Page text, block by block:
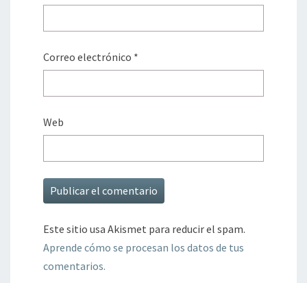
Correo electrónico *
Web
Este sitio usa Akismet para reducir el spam.
Aprende cómo se procesan los datos de tus
comentarios.